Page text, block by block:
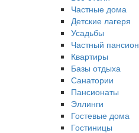
Частные дома
Детские лагеря
Усадьбы
Частный пансион
Квартиры
Базы отдыха
Санатории
Пансионаты
Эллинги
Гостевые дома
Гостиницы